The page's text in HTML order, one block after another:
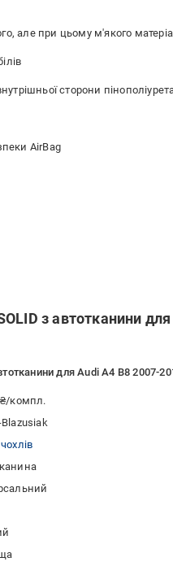
але при цьому м'якого
сторони
AirBag
з автотканини
для Audi A4 B8 2007-
компл.
Blazusiak